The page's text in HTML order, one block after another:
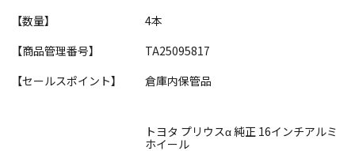
【数量】
4本
【商品管理番号】
TA25095817
【セールスポイント】
倉庫内保管品
トヨタ プリウスα 純正 16インチアルミ
ホイール